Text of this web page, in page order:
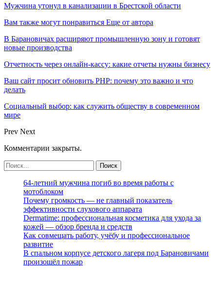
Мужчина утонул в канализации в Брестской области
Вам также могут понравиться Еще от автора
В Барановичах расширяют промышленную зону и готовят
новые производства
Отчетность через онлайн-кассу: какие отчеты нужны бизнесу
Ваш сайт просит обновить PHP: почему это важно и что
делать
Социальный выбор: как служить обществу в современном
мире
Prev Next
Комментарии закрыты.
64-летний мужчина погиб во время работы с
мотоблоком
Почему громкость — не главный показатель
эффективности слухового аппарата
Dermatime: профессиональная косметика для ухода за
кожей — обзор бренда и средств
Как совмещать работу, учёбу и профессиональное
развитие
В спальном корпусе детского лагеря под Барановичами
произошёл пожар